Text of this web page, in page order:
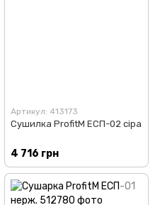
Артикул: 413173
Сушилка ProfitM ЕСП-02 сіра
4 716 грн